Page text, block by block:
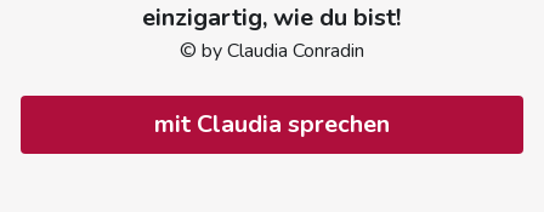
einzigartig, wie du bist!
© by Claudia Conradin
mit Claudia sprechen